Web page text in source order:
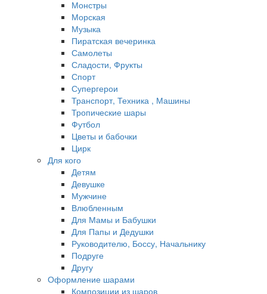
Монстры
Морская
Музыка
Пиратская вечеринка
Самолеты
Сладости, Фрукты
Спорт
Супергерои
Транспорт, Техника , Машины
Тропические шары
Футбол
Цветы и бабочки
Цирк
Для кого
Детям
Девушке
Мужчине
Влюбленным
Для Мамы и Бабушки
Для Папы и Дедушки
Руководителю, Боссу, Начальнику
Подруге
Другу
Оформление шарами
Композиции из шаров